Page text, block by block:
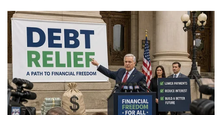
Thể thao
Bóng đá
Lịch thi đấu bóng đá
Thế giới thể thao
eSports
Hậu trường
Ô tô - Xe máy
Ô tô
Xe máy
Tư vấn